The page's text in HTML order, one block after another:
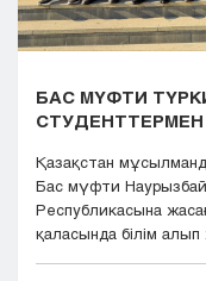
Уральск
Усть-Каменогорск
БАС МҮФТИ
СТУДЕНТТЕРМЕН
Қазақстан
Бас мүфти
Республикасына
қаласында білім алып